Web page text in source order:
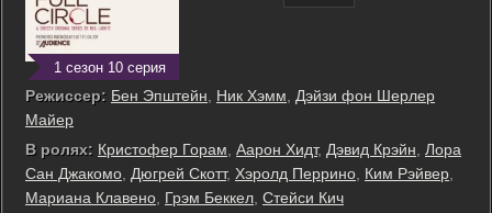
1 сезон 10 серия
Режиссер: Бен Эпштейн Ник Хэмм
Дэйзи фон Шерлер
Майер
В ролях: Кристофер Горам Аарон Хидт, Дэвид Крэйн
Лора
Сан Джакомо Дюгрей Скотт, Хэролд Перрино Ким Рэйвер
Мариана Клавено Грэм Беккел Стейси Кич